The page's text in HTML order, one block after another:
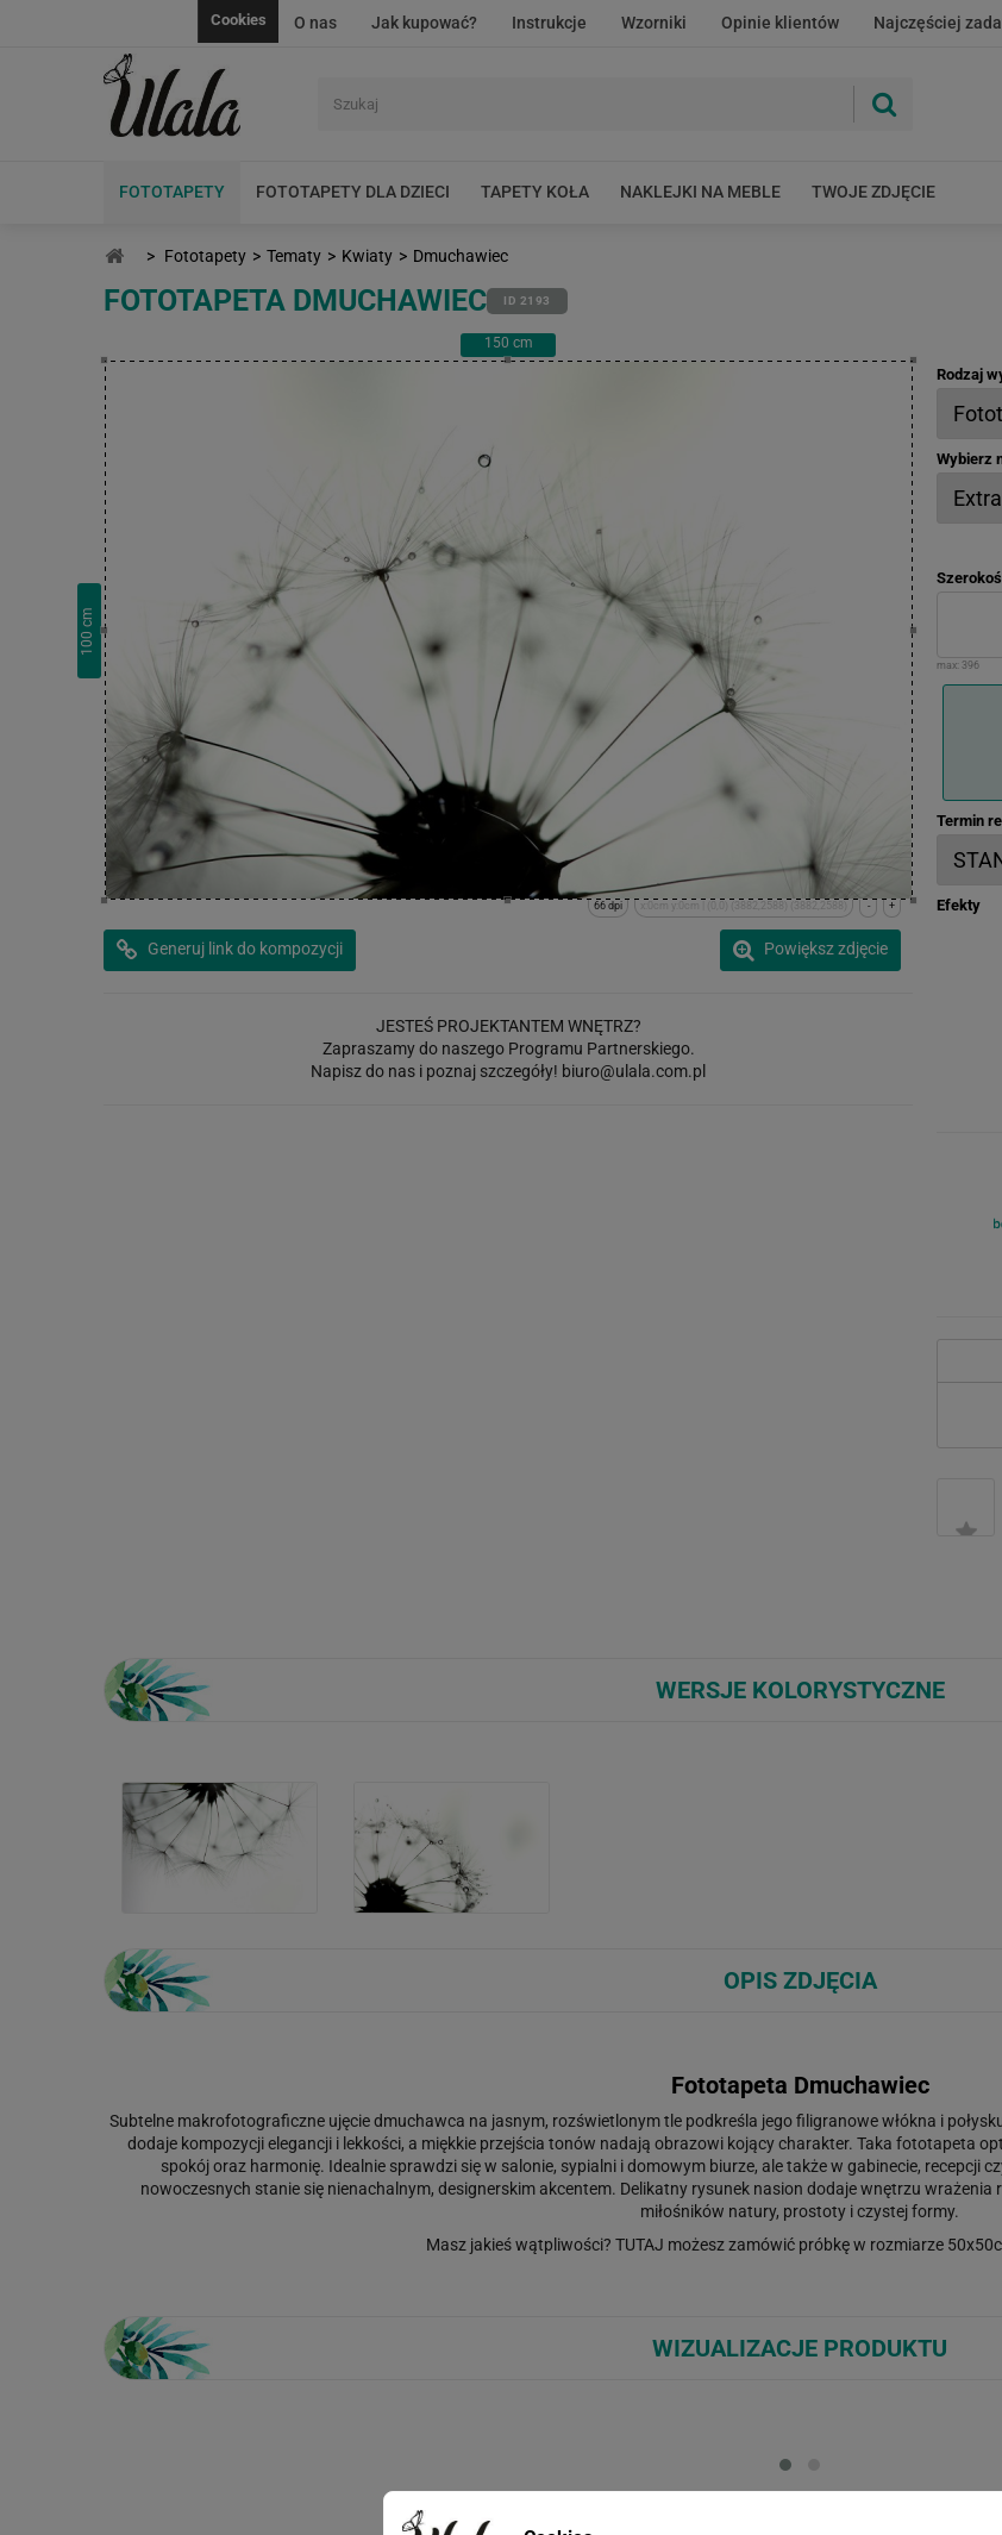
O nas Jak kupować? Instrukcje Wzorniki Opinie klientów Najczęściej
Cookies
FOTOTAPETY FOTOTAPETY DLA DZIECI TAPETY KOŁA NAKLEJKI NA MEBLE TWOJE ZDJĘCIE
> Fototapety > Tematy > Kwiaty > Dmuchawiec
FOTOTAPETA DMUCHAWIEC ID 2193
150 cm
100
cm
+
-
x:0cm y:0cm | (0,0) (3882,2588) (3882,2588)
66 dpi
Powiększ zdjęcie
Generuj link do kompozycji
JESTEŚ PROJEKTANTEM WNĘTRZ?
Zapraszamy do naszego Programu Partnerskiego.
Napisz do nas i poznaj szczegóły! biuro@ulala.com.pl
Rodzaj
Wybierz
max: 396
Termin
Efekty
WERSJE KOLORYSTYCZNE
OPIS ZDJĘCIA
Fototapeta Dmuchawiec
Subtelne makrofotograficzne ujęcie dmuchawca na jasnym, rozświetlonym tle podkreśla jego filigranowe włókna i
dodaje kompozycji elegancji i lekkości, a miękkie przejścia tonów nadają obrazowi kojący charakter. Taka fototapeta
spokój oraz harmonię. Idealnie sprawdzi się w salonie, sypialni i domowym biurze, ale także w gabinecie, recepcji
nowoczesnych stanie się nienachalnym, designerskim akcentem. Delikatny rysunek nasion dodaje wnętrzu
miłośników natury, prostoty i czystej formy.
Masz jakieś wątpliwości? TUTAJ możesz zamówić próbkę w rozmiarze
WIZUALIZACJE PRODUKTU